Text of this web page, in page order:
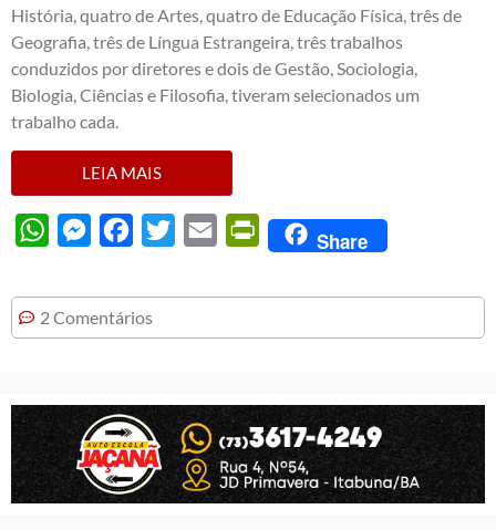
História, quatro de Artes, quatro de Educação Física, três de
Geografia, três de Língua Estrangeira, três trabalhos
conduzidos por diretores e dois de Gestão, Sociologia,
Biologia, Ciências e Filosofia, tiveram selecionados um
trabalho cada.
LEIA MAIS
WhatsAppMessengerFacebook
Twitter Email PrintFriendly
Share
2 Comentários